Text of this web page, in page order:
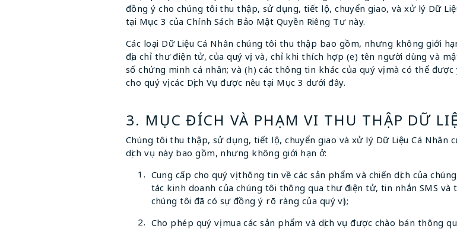
đồng ý cho chúng tôi thu thập, sử dụng, tiết lộ, chuyển giao, và xử lý Dữ
tại Mục 3 của Chính Sách Bảo Mật Quyền Riêng Tư này.
Các loại Dữ Liệu Cá Nhân chúng tôi thu thập bao gồm, nhưng không giới
địa chỉ thư điện tử, của quý vị; và, chỉ khi thích hợp (e) tên người dùng và
số chứng minh cá nhân; và (h) các thông tin khác của quý vị mà có thể
cho quý vị các Dịch Vụ được nêu tại Mục 3 dưới đây.
3. MỤC ĐÍCH VÀ PHẠM VI THU THẬP DỮ
Chúng tôi thu thập, sử dụng, tiết lộ, chuyển giao và xử lý Dữ Liệu Cá Nhân
dịch vụ này bao gồm, nhưng không giới hạn ở:
Cung cấp cho quý vị thông tin về các sản phẩm và chiến dịch của
tác kinh doanh của chúng tôi thông qua thư điện tử, tin nhắn SMS
chúng tôi đã có sự đồng ý rõ ràng của quý vị);
Cho phép quý vị mua các sản phẩm và dịch vụ được chào bán thông